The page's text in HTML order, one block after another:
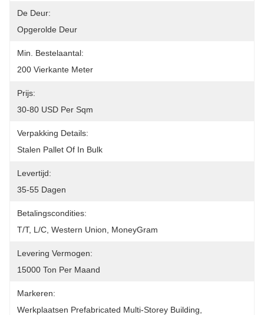
De Deur:
Opgerolde Deur
Min. Bestelaantal:
200 Vierkante Meter
Prijs:
30-80 USD Per Sqm
Verpakking Details:
Stalen Pallet Of In Bulk
Levertijd:
35-55 Dagen
Betalingscondities:
T/T, L/C, Western Union, MoneyGram
Levering Vermogen:
15000 Ton Per Maand
Markeren:
Werkplaatsen Prefabricated Multi-Storey Building